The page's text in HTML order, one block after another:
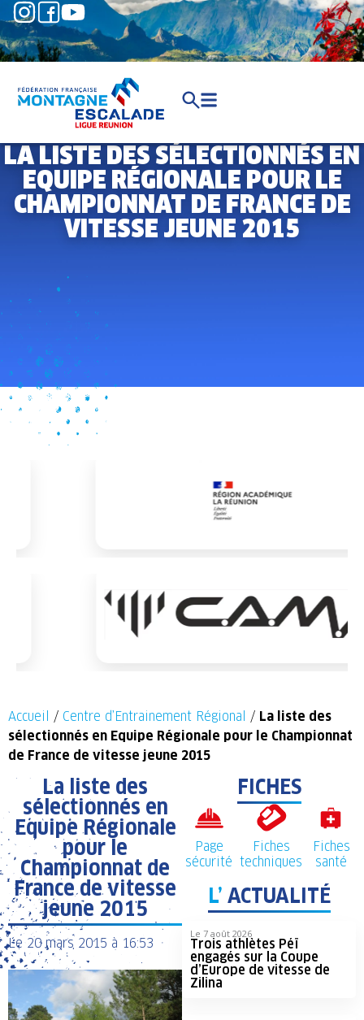
LA LISTE DES SÉLECTIONNÉS EN
EQUIPE RÉGIONALE POUR LE
CHAMPIONNAT DE FRANCE DE
VITESSE JEUNE 2015
Accueil / Centre d’Entrainement Régional / La liste des
sélectionnés en Equipe Régionale pour le Championnat
de France de vitesse jeune 2015
La liste des
sélectionnés en
Equipe Régionale
pour le
Championnat de
France de vitesse
jeune 2015
Le 20 mars 2015 à 16:53
FICHES
Page
sécurité
Fiches
techniques
Fiches
santé
L’ ACTUALITÉ
Le 7 août 2026
Trois athlètes Péï
engagés sur la Coupe
d’Europe de vitesse de
Zilina